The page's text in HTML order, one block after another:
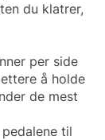
du klatrer,
per side
å holde
de mest
til